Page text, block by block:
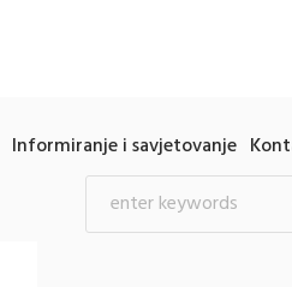
Informiranje i savjetovanje